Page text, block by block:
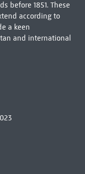
before 1851. These
according to
a keen
and international